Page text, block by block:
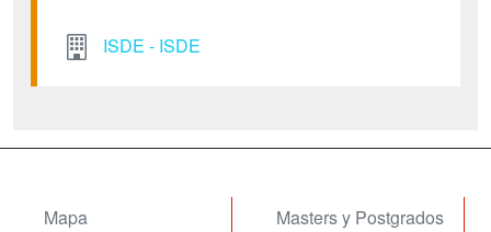
ISDE - ISDE
Mapa
Masters y Postgrados